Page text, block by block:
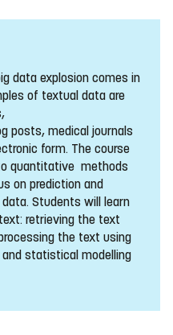
data explosion comes in
of textual data are
posts, medical journals
form. The course
quantitative methods
on prediction and
Students will learn
retrieving the text
the text using
statistical modelling